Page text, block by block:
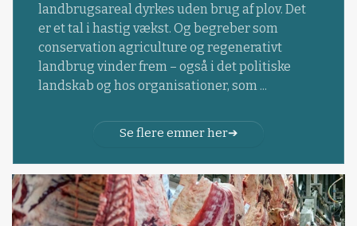
landbrugsareal dyrkes uden brug af plov. Det
er et tal i hastig vækst. Og begreber som
conservation agriculture og regenerativt
landbrug vinder frem – også i det politiske
landskab og hos organisationer, som ...
Se flere emner her